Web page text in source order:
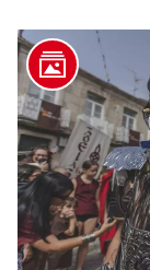
DISTRIBUIDORA
Gaseosas
Valdeorras y